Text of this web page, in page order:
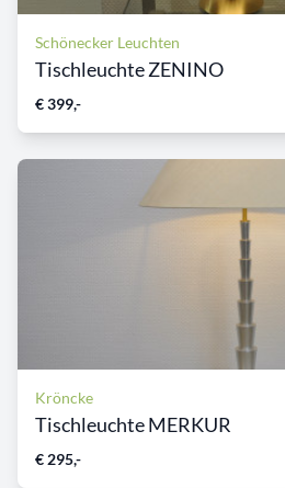
Schönecker Leuchten
Tischleuchte ZENINO
€ 399,-
Kröncke
Tischleuchte MERKUR
€ 295,-